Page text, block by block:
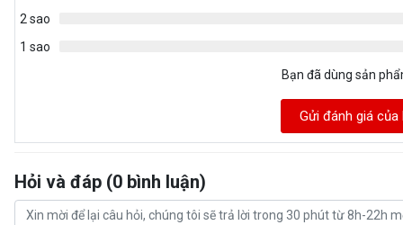
2 sao
1 sao
Bạn đã dùng sản
Gửi đánh giá của
Hỏi và đáp (0 bình luận)